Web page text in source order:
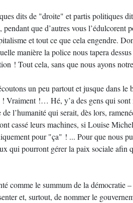
dits de "droite" et partis politiques
que d’autres vous l’édulcorent
et tout ce que cela engendre.
manière la police nous tapera
! Tout cela, sans que nous ayons
un peu partout et jusque dans le
! Vraiment !… Hé, y’a des gens qui
l’humanité qui serait, dès lors,
cassé leurs machines, si Louise
pour "ça" ! ... Pour que nous
qui pourront gérer la paix sociale afin
comme le summum de la démocratie
et, surtout, de nommer le